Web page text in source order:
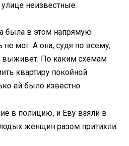
неизвестные.
была в этом напрямую
не мог. А она, судя по всему,
выживет. По каким схемам
квартиру покойной
ей было известно.
в полицию, и Еву взяли в
женщин разом притихли.